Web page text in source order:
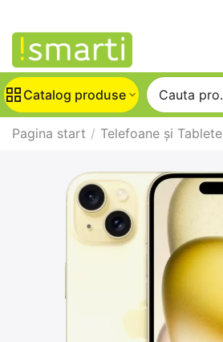
Catalog produse
Pagina start / Telefoane și Tablete